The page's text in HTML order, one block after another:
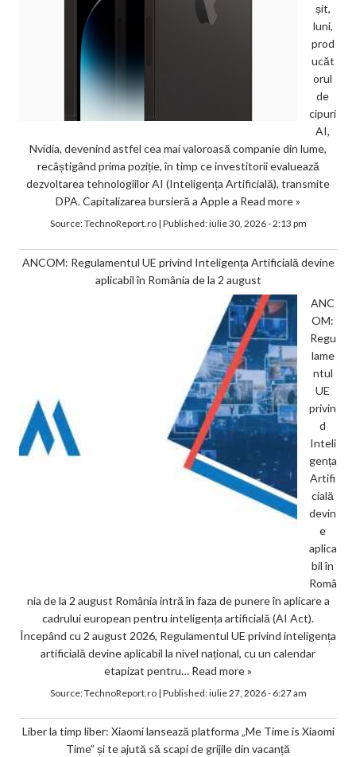
șit,
luni,
prod
ucăt
orul
de
cipuri
AI,
Nvidia, devenind astfel cea mai valoroasă companie din lume,
recâștigând prima poziție, în timp ce investitorii evaluează
dezvoltarea tehnologiilor AI (Inteligența Artificială), transmite
DPA. Capitalizarea bursieră a Apple a Read more »
Source:TechnoReport.ro| Published:iulie 30, 2026 - 2:13 pm
ANCOM: Regulamentul UE privind Inteligența Artificială devine
aplicabil în România de la 2 august
ANC
OM:
Regu
lame
ntul
UE
privin
d
Inteli
gența
Artifi
cială
devin
e
aplica
bil în
Româ
nia de la 2 august România intră în faza de punere în aplicare a
cadrului european pentru inteligența artificială (AI Act).
Începând cu 2 august 2026, Regulamentul UE privind inteligența
artificială devine aplicabil la nivel național, cu un calendar
etapizat pentru… Read more »
Source:TechnoReport.ro| Published:iulie 27, 2026 - 6:27 am
Liber la timp liber: Xiaomi lansează platforma „Me Time is Xiaomi
Time” și te ajută să scapi de grijile din vacanță